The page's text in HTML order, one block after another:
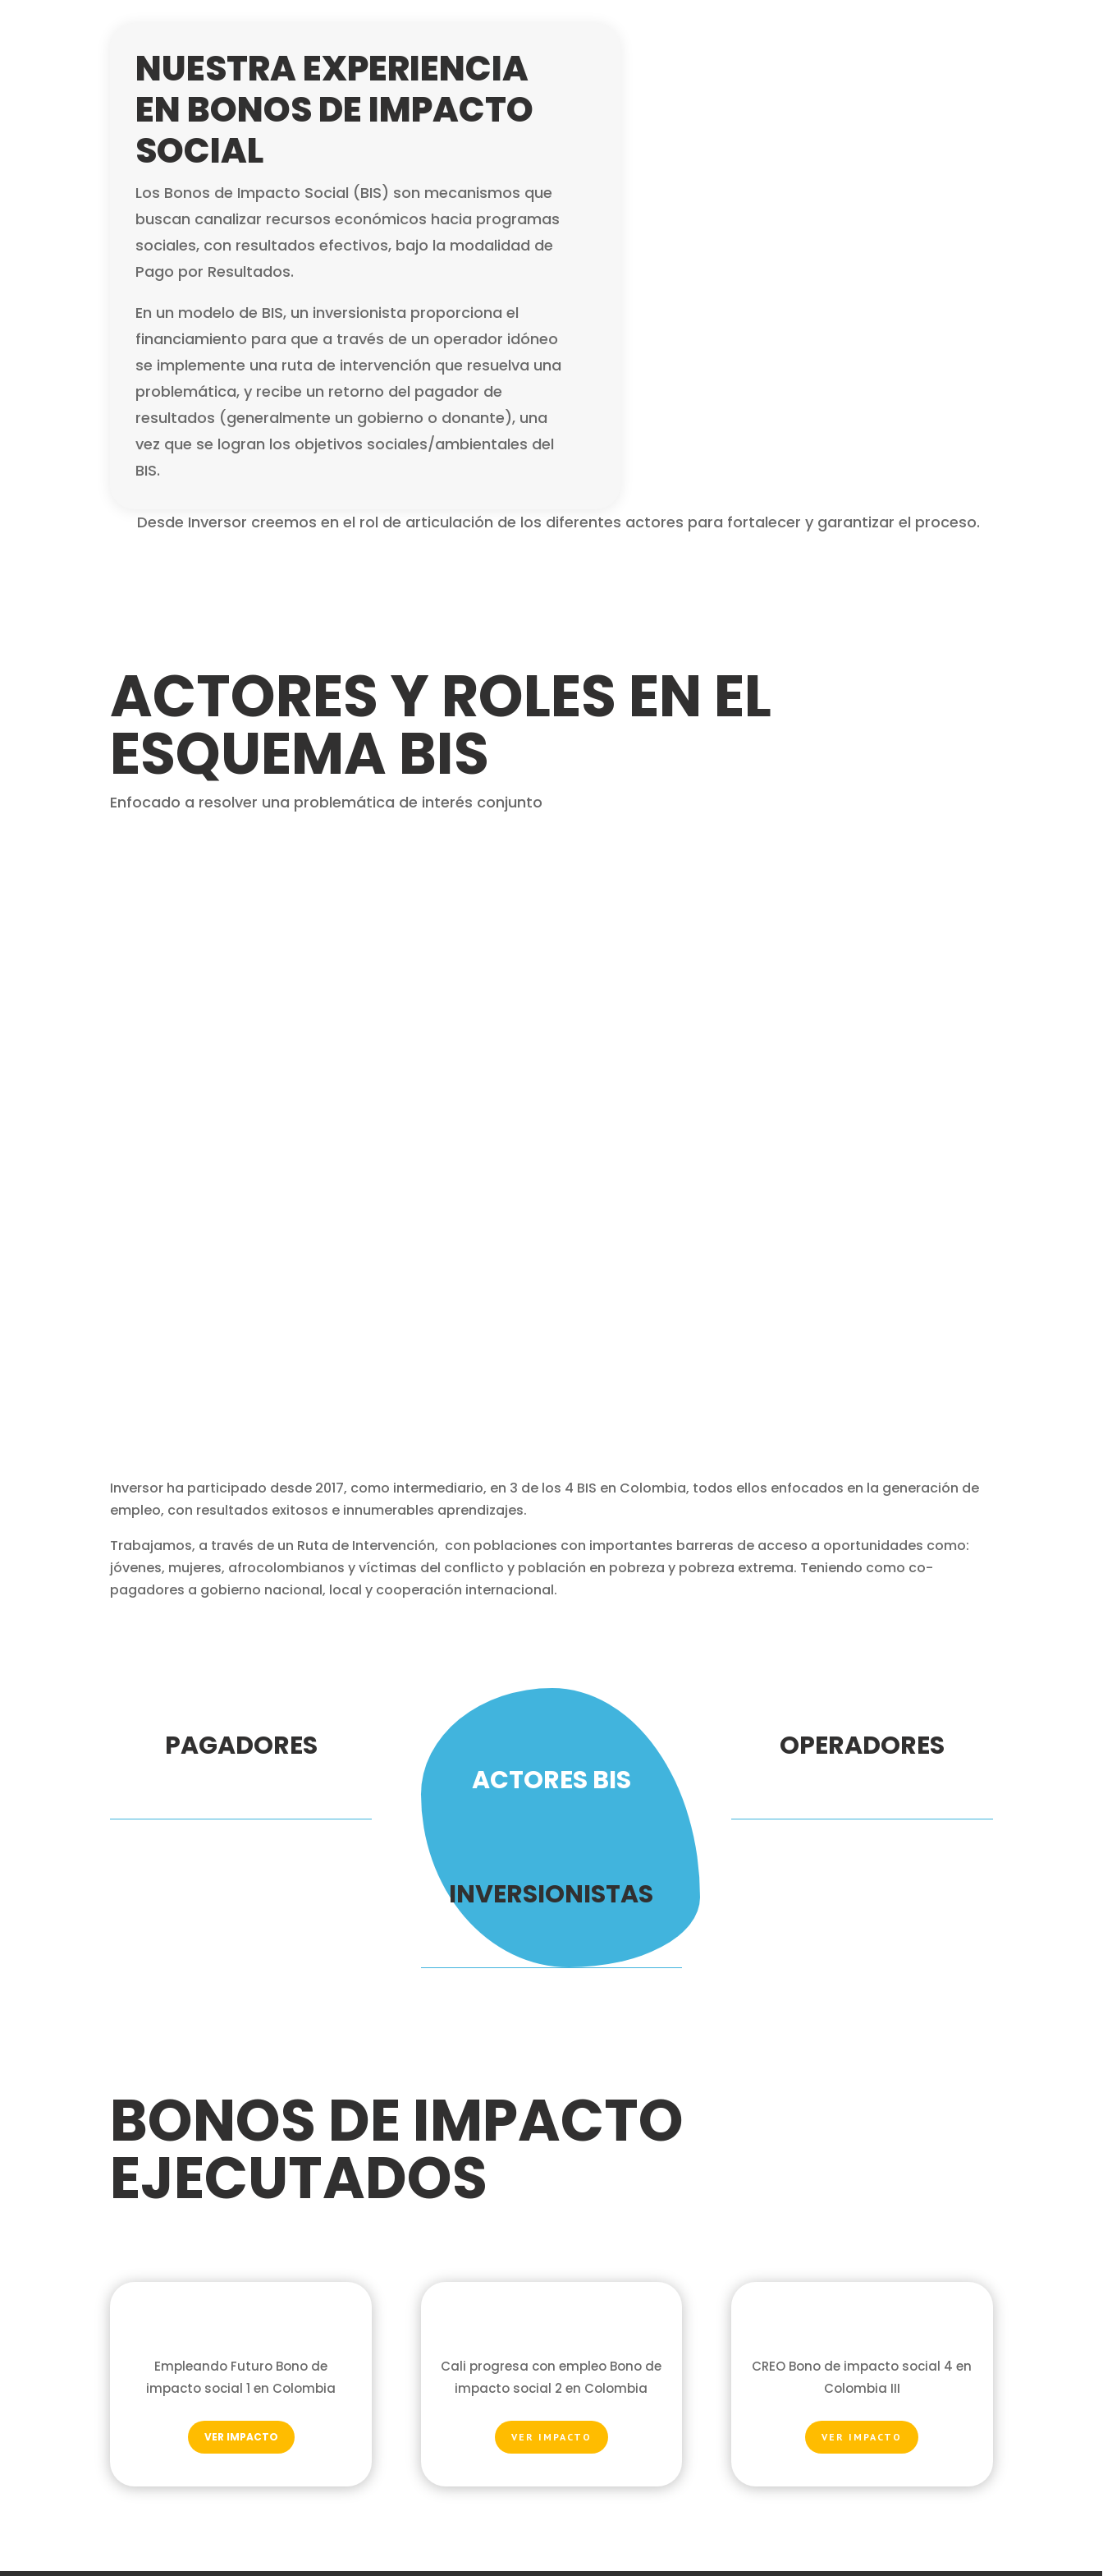
NUESTRA EXPERIENCIA
EN BONOS DE IMPACTO
SOCIAL
Los Bonos de Impacto Social (BIS) son mecanismos que
buscan canalizar recursos económicos hacia programas
sociales, con resultados efectivos, bajo la modalidad de
Pago por Resultados. ​
En un modelo de BIS, un inversionista proporciona el
financiamiento para que a través de un operador idóneo
se implemente una ruta de intervención que resuelva una
problemática, y recibe un retorno del pagador de
resultados (generalmente un gobierno o donante), una
vez que se logran los objetivos sociales/ambientales del
BIS.
Desde Inversor creemos en el rol de articulación de los diferentes actores para fortalecer y garantizar el proceso.
ACTORES Y ROLES EN EL
ESQUEMA BIS
Enfocado a resolver una problemática de interés conjunto
Inversor ha participado desde 2017, como intermediario, en 3 de los 4 BIS en Colombia, todos ellos enfocados en la generación de
empleo, con resultados exitosos e innumerables aprendizajes.
Trabajamos, a través de un Ruta de Intervención, con poblaciones con importantes barreras de acceso a oportunidades como:
jóvenes, mujeres, afrocolombianos y víctimas del conflicto y población en pobreza y pobreza extrema. Teniendo como co-
pagadores a gobierno nacional, local y cooperación internacional.
PAGADORES
ACTORES BIS
OPERADORES
INVERSIONISTAS
BONOS DE IMPACTO
EJECUTADOS
Empleando Futuro Bono de
impacto social 1 en Colombia
VER IMPACTO
Cali progresa con empleo Bono de
impacto social 2 en Colombia
VER IMPACTO
CREO Bono de impacto social 4 en
Colombia III
VER IMPACTO